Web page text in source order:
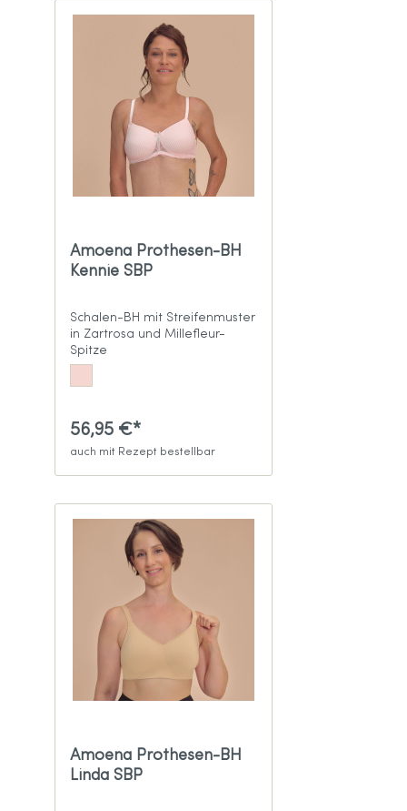
Amoena Prothesen-BH
Kennie SBP
Schalen-BH mit Streifenmuster
in Zartrosa und Millefleur-
Spitze
56,95 €*
auch mit Rezept bestellbar
Amoena Prothesen-BH
Linda SBP